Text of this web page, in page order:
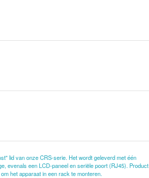
lid van onze CRS-serie. Het wordt geleverd met één
evenals een LCD-paneel en seriële poort (RJ45). Product
het apparaat in een rack te monteren.